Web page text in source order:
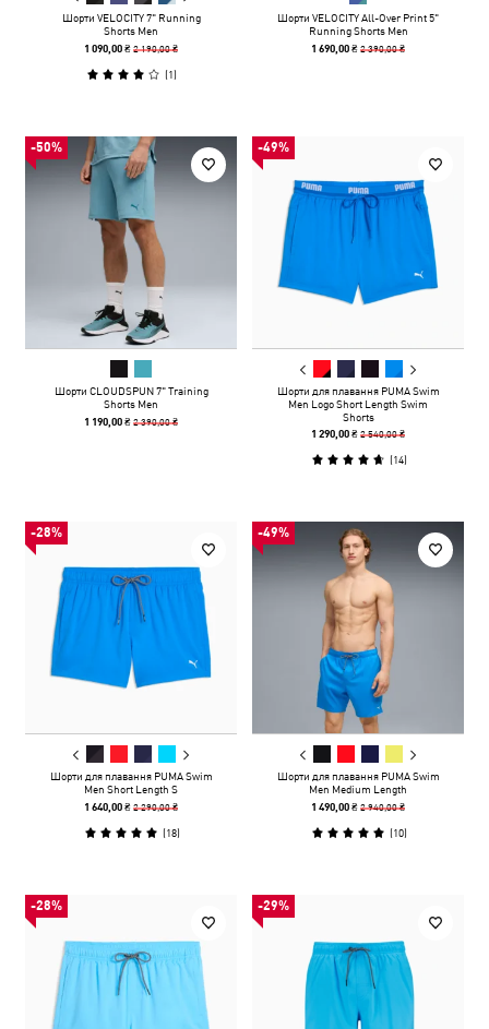
Шорти VELOCITY 7" Running
Shorts Men
1 090,00 ₴2 190,00 ₴
(1)
Шорти VELOCITY All-Over Print 5"
Running Shorts Men
1 690,00 ₴2 390,00 ₴
-50%
Шорти CLOUDSPUN 7" Training
Shorts Men
1 190,00 ₴2 390,00 ₴
-49%
Шорти для плавання PUMA Swim
Men Logo Short Length Swim
Shorts
1 290,00 ₴2 540,00 ₴
(14)
-28%
Шорти для плавання PUMA Swim
Men Short Length S
1 640,00 ₴2 290,00 ₴
(18)
-49%
Шорти для плавання PUMA Swim
Men Medium Length
1 490,00 ₴2 940,00 ₴
(10)
-28% -29%